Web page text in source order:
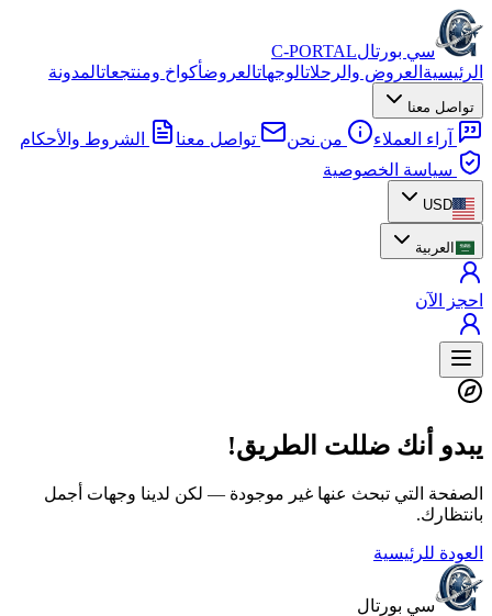
سي بورتالC-PORTAL
الرئيسية العروض والرحلاتالوجهاتالعروضأكواخ ومنتجعاتالمدونة
تواصل معنا
آراء العملاء من نحن تواصل معنا
الشروط والأحكام
سياسة الخصوصية
USD
العربية
احجز الآن
يبدو أنك ضللت الطريق!
الصفحة التي تبحث عنها غير موجودة — لكن لدينا وجهات أجمل
بانتظارك.
العودة للرئيسية
سي بورتال